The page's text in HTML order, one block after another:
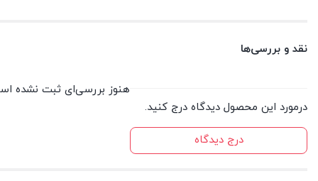
نقد و بررسی‌ها
درمورد این محصول دیدگاه درج کنید.
درج دیدگاه
هنوز بررسی‌ای ثبت نشده